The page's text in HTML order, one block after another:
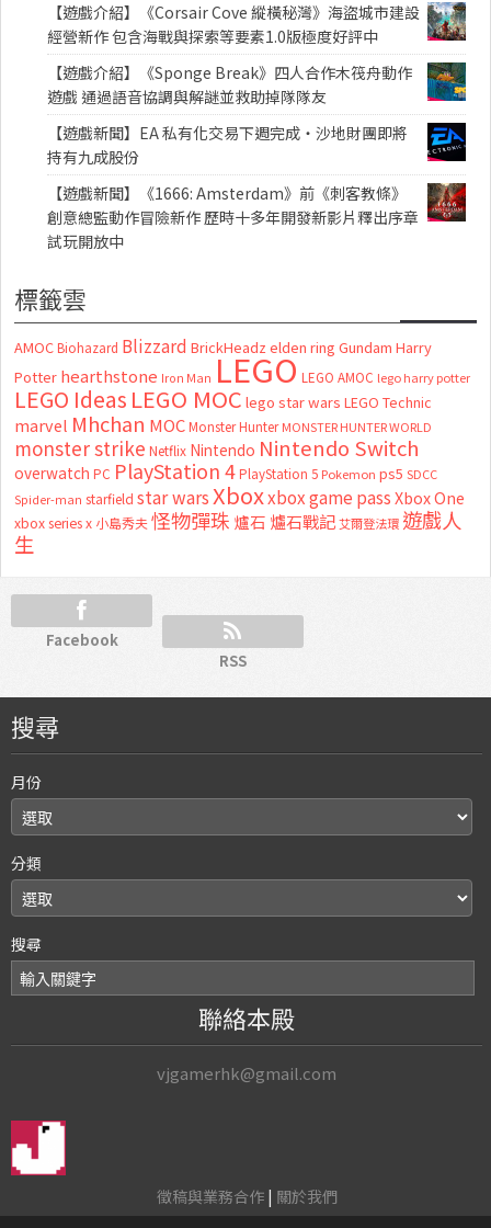
【遊戲介紹】《Corsair Cove 縱橫秘灣》海盜城市建設
經營新作 包含海戰與探索等要素1.0版極度好評中
【遊戲介紹】《Sponge Break》四人合作木筏舟動作
遊戲 通過語音協調與解謎並救助掉隊隊友
【遊戲新聞】EA 私有化交易下週完成・沙地財團即將
持有九成股份
【遊戲新聞】《1666: Amsterdam》前《刺客教條》
創意總監動作冒險新作 歷時十多年開發新影片釋出序章
試玩開放中
標籤雲
AMOC Biohazard Blizzard BrickHeadz elden ring Gundam Harry
Potter hearthstone Iron Man LEGO LEGO AMOC lego harry potter
LEGO Ideas LEGO MOC lego star wars LEGO Technic
marvel Mhchan MOC Monster Hunter MONSTER HUNTER WORLD
monster strike Netflix Nintendo Nintendo Switch
overwatch PC PlayStation 4 PlayStation 5 Pokemon ps5 SDCC
Spider-man starfield star warsXboxxbox game passXbox One
xbox series x 小島秀夫怪物彈珠 爐石 爐石戰記艾爾登法環 遊戲人
生
Facebook
RSS
搜尋
月份
分類
搜尋
聯絡本殿
vjgamerhk@gmail.com
徵稿與業務合作| 關於我們